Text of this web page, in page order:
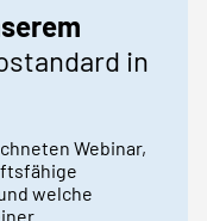
in
Webinar,
welche